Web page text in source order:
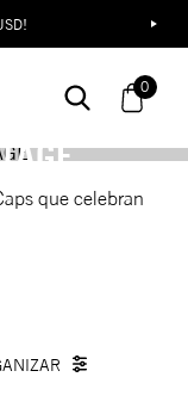
0
que celebran